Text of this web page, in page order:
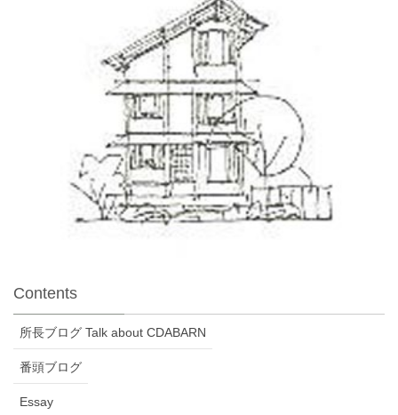
Contents
所長ブログ Talk about CDABARN
番頭ブログ
Essay